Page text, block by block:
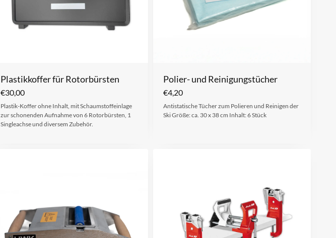
Plastikkoffer für Rotorbürsten
€30,00
Plastik-Koffer ohne Inhalt, mit Schaumstoffeinlage
zur schonenden Aufnahme von 6 Rotorbürsten, 1
Singleachse und diversem Zubehör.
Polier- und Reinigungstücher
€4,20
Antistatische Tücher zum Polieren und Reinigen der
Ski Größe: ca. 30 x 38 cm Inhalt: 6 Stück